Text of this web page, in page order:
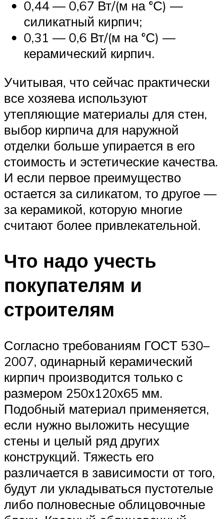
0,44 — 0,67 Вт/(м на °С) —
силикатный кирпич;
0,31 — 0,6 Вт/(м на °С) —
керамический кирпич.
Учитывая, что сейчас практически
все хозяева используют
утепляющие материалы для стен,
выбор кирпича для наружной
отделки больше упирается в его
стоимость и эстетические качества.
И если первое преимущество
остается за силикатом, то другое —
за керамикой, которую многие
считают более привлекательной.
Что надо учесть
покупателям и
строителям
Согласно требованиям ГОСТ 530–
2007, одинарный керамический
кирпич производится только с
размером 250х120х65 мм.
Подобный материал применяется,
если нужно выложить несущие
стены и целый ряд других
конструкций. Тяжесть его
различается в зависимости от того,
будут ли укладываться пустотелые
либо полновесные облицовочные